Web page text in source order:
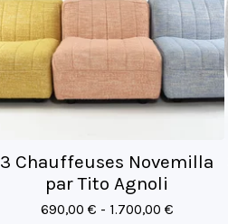
3 Chauffeuses Novemilla
par Tito Agnoli
690,00 € - 1.700,00 €